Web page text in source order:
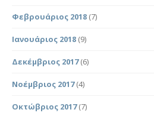
Φεβρουάριος 2018 (7)
Ιανουάριος 2018 (9)
Δεκέμβριος 2017(6)
Νοέμβριος 2017(4)
Οκτώβριος 2017(7)